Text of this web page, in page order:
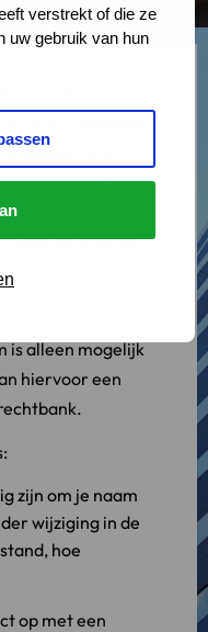
verstrekt of die ze
uw gebruik van hun
mensen hun
in 2015 nog
de Rechtspraak
voor de stijging.
is alleen mogelijk
hiervoor een
zijn om je naam
wijziging in de
hoe
op met een